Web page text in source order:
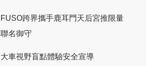
FUSO跨界攜手鹿耳門天后宮推限量
聯名御守
大車視野盲點體驗安全宣導